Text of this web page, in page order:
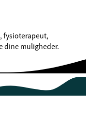
fysioterapeut,
dine muligheder.